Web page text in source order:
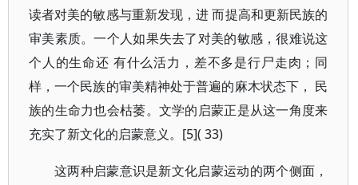
读者对美的敏感与重新发现，进 而提高和更新民族的
审美素质。一个人如果失去了对美的敏感，很难说这
个人的生命还 有什么活力，差不多是行尸走肉；同
样，一个民族的审美精神处于普遍的麻木状态下， 民
族的生命力也会枯萎。文学的启蒙正是从这一角度来
充实了新文化的启蒙意义。[5]( 33)
这两种启蒙意识是新文化启蒙运动的两个侧面，